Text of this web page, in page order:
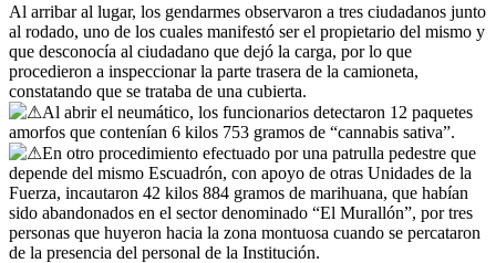
Al arribar al lugar, los gendarmes observaron a tres ciudadanos junto
al rodado, uno de los cuales manifestó ser el propietario del mismo y
que desconocía al ciudadano que dejó la carga, por lo que
procedieron a inspeccionar la parte trasera de la camioneta,
constatando que se trataba de una cubierta.
Al abrir el neumático, los funcionarios detectaron 12 paquetes
amorfos que contenían 6 kilos 753 gramos de “cannabis sativa”.
En otro procedimiento efectuado por una patrulla pedestre que
depende del mismo Escuadrón, con apoyo de otras Unidades de la
Fuerza, incautaron 42 kilos 884 gramos de marihuana, que habían
sido abandonados en el sector denominado “El Murallón”, por tres
personas que huyeron hacia la zona montuosa cuando se percataron
de la presencia del personal de la Institución.